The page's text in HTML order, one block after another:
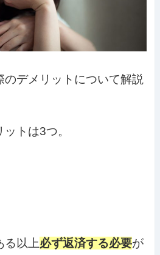
のデメリットについて解説
トは3つ。
る以上必ず返済する必要が